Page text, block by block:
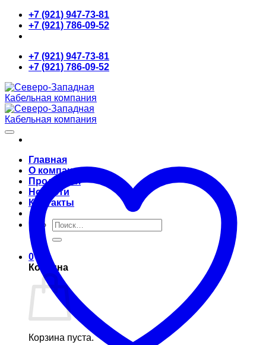
Skip
content
+7 (921) 947-73-81
+7 (921) 786-09-52
+7 (921) 947-73-81
+7 (921) 786-09-52
Главная
О компании
Продукция
Новости
Контакты
Искать:
0
Корзина
Корзина пуста.